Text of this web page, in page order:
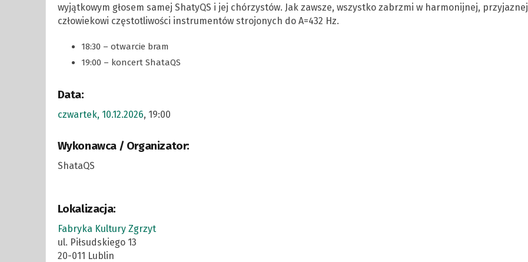
wyjątkowym głosem samej ShatyQS i jej chórzystów. Jak zawsze, wszystko zabrzmi w harmonijnej, przyjaznej
człowiekowi częstotliwości instrumentów strojonych do A=432 Hz.
18:30 – otwarcie bram
19:00 – koncert ShataQS
Data:
czwartek, 10.12.2026, 19:00
Wykonawca / Organizator:
ShataQS
Lokalizacja:
Fabryka Kultury Zgrzyt
ul. Piłsudskiego 13
20-011 Lublin